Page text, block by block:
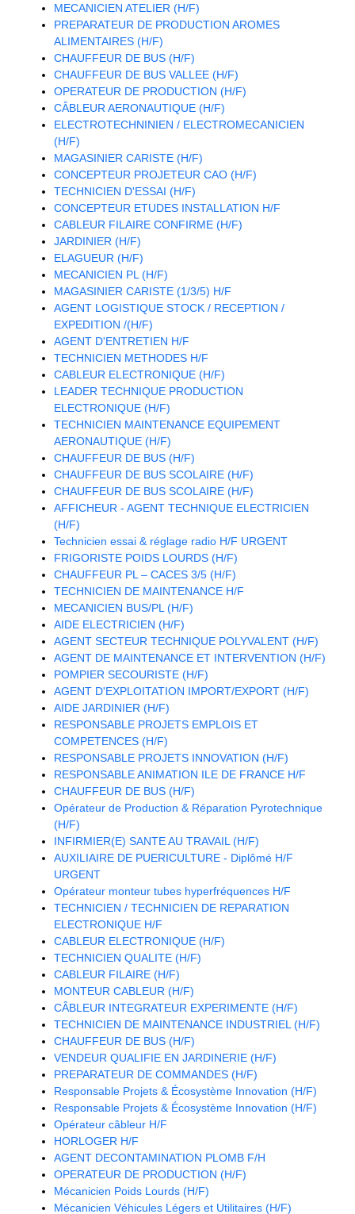
MECANICIEN ATELIER (H/F)
PREPARATEUR DE PRODUCTION AROMES
ALIMENTAIRES (H/F)
CHAUFFEUR DE BUS (H/F)
CHAUFFEUR DE BUS VALLEE (H/F)
OPERATEUR DE PRODUCTION (H/F)
CÂBLEUR AERONAUTIQUE (H/F)
ELECTROTECHNINIEN / ELECTROMECANICIEN
(H/F)
MAGASINIER CARISTE (H/F)
CONCEPTEUR PROJETEUR CAO (H/F)
TECHNICIEN D'ESSAI (H/F)
CONCEPTEUR ETUDES INSTALLATION H/F
CABLEUR FILAIRE CONFIRME (H/F)
JARDINIER (H/F)
ELAGUEUR (H/F)
MECANICIEN PL (H/F)
MAGASINIER CARISTE (1/3/5) H/F
AGENT LOGISTIQUE STOCK / RECEPTION /
EXPEDITION /(H/F)
AGENT D'ENTRETIEN H/F
TECHNICIEN METHODES H/F
CABLEUR ELECTRONIQUE (H/F)
LEADER TECHNIQUE PRODUCTION
ELECTRONIQUE (H/F)
TECHNICIEN MAINTENANCE EQUIPEMENT
AERONAUTIQUE (H/F)
CHAUFFEUR DE BUS (H/F)
CHAUFFEUR DE BUS SCOLAIRE (H/F)
CHAUFFEUR DE BUS SCOLAIRE (H/F)
AFFICHEUR - AGENT TECHNIQUE ELECTRICIEN
(H/F)
Technicien essai & réglage radio H/F URGENT
FRIGORISTE POIDS LOURDS (H/F)
CHAUFFEUR PL – CACES 3/5 (H/F)
TECHNICIEN DE MAINTENANCE H/F
MECANICIEN BUS/PL (H/F)
AIDE ELECTRICIEN (H/F)
AGENT SECTEUR TECHNIQUE POLYVALENT (H/F)
AGENT DE MAINTENANCE ET INTERVENTION (H/F)
POMPIER SECOURISTE (H/F)
AGENT D'EXPLOITATION IMPORT/EXPORT (H/F)
AIDE JARDINIER (H/F)
RESPONSABLE PROJETS EMPLOIS ET
COMPETENCES (H/F)
RESPONSABLE PROJETS INNOVATION (H/F)
RESPONSABLE ANIMATION ILE DE FRANCE H/F
CHAUFFEUR DE BUS (H/F)
Opérateur de Production & Réparation Pyrotechnique
(H/F)
INFIRMIER(E) SANTE AU TRAVAIL (H/F)
AUXILIAIRE DE PUERICULTURE - Diplômé H/F
URGENT
Opérateur monteur tubes hyperfréquences H/F
TECHNICIEN / TECHNICIEN DE REPARATION
ELECTRONIQUE H/F
CABLEUR ELECTRONIQUE (H/F)
TECHNICIEN QUALITE (H/F)
CABLEUR FILAIRE (H/F)
MONTEUR CABLEUR (H/F)
CÂBLEUR INTEGRATEUR EXPERIMENTE (H/F)
TECHNICIEN DE MAINTENANCE INDUSTRIEL (H/F)
CHAUFFEUR DE BUS (H/F)
VENDEUR QUALIFIE EN JARDINERIE (H/F)
PREPARATEUR DE COMMANDES (H/F)
Responsable Projets & Écosystème Innovation (H/F)
Responsable Projets & Écosystème Innovation (H/F)
Opérateur câbleur H/F
HORLOGER H/F
AGENT DECONTAMINATION PLOMB F/H
OPERATEUR DE PRODUCTION (H/F)
Mécanicien Poids Lourds (H/F)
Mécanicien Véhicules Légers et Utilitaires (H/F)